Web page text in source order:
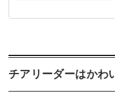
チアリーダーはかわ